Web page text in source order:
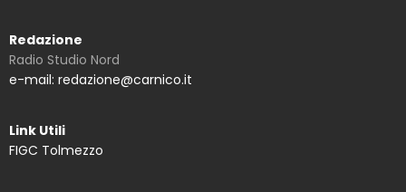
Redazione
Radio Studio Nord
e-mail: redazione@carnico.it
Link Utili
FIGC Tolmezzo